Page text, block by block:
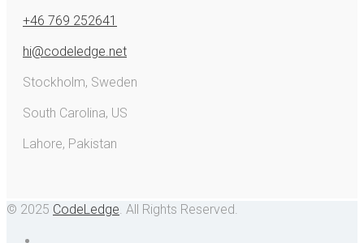
+46 769 252641
hi@codeledge.net
Stockholm, Sweden
South Carolina, US
Lahore, Pakistan
© 2025 CodeLedge. All Rights Reserved.